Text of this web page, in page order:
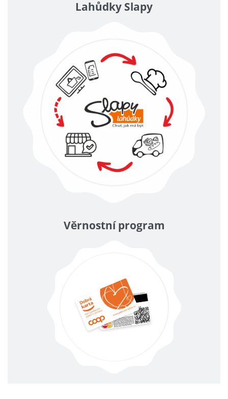
Lahůdky Slapy
Věrnostní program